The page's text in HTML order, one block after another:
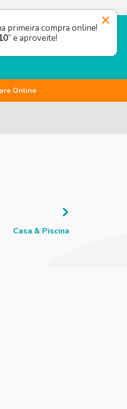
Online
Casa & Piscina
primeira compra online!
” e aproveite!